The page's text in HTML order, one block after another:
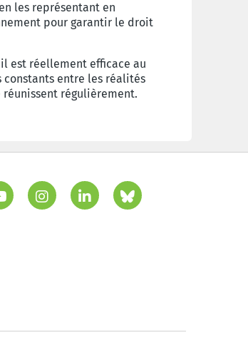
les représentant en
pour garantir le droit
est réellement efficace au
entre les réalités
régulièrement.